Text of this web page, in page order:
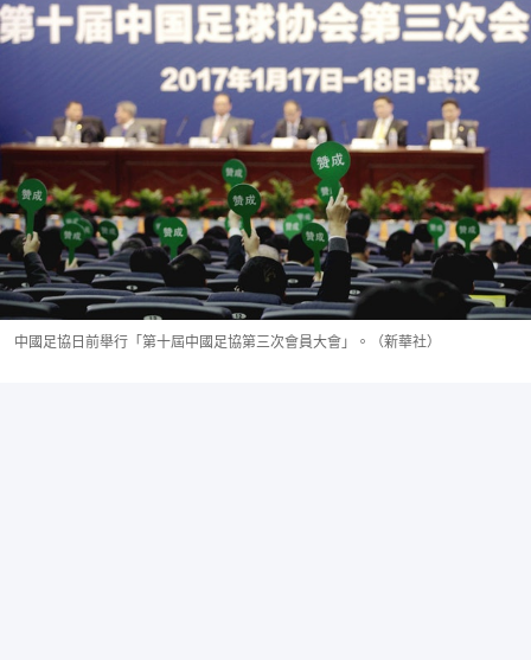
中國足協日前舉行「第十屆中國足協第三次會員大會」。（新華社）